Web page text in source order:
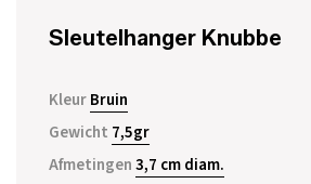
Sleutelhanger Knubbe
KleurBruin
Gewicht 7,5gr
Afmetingen3,7 cm diam.